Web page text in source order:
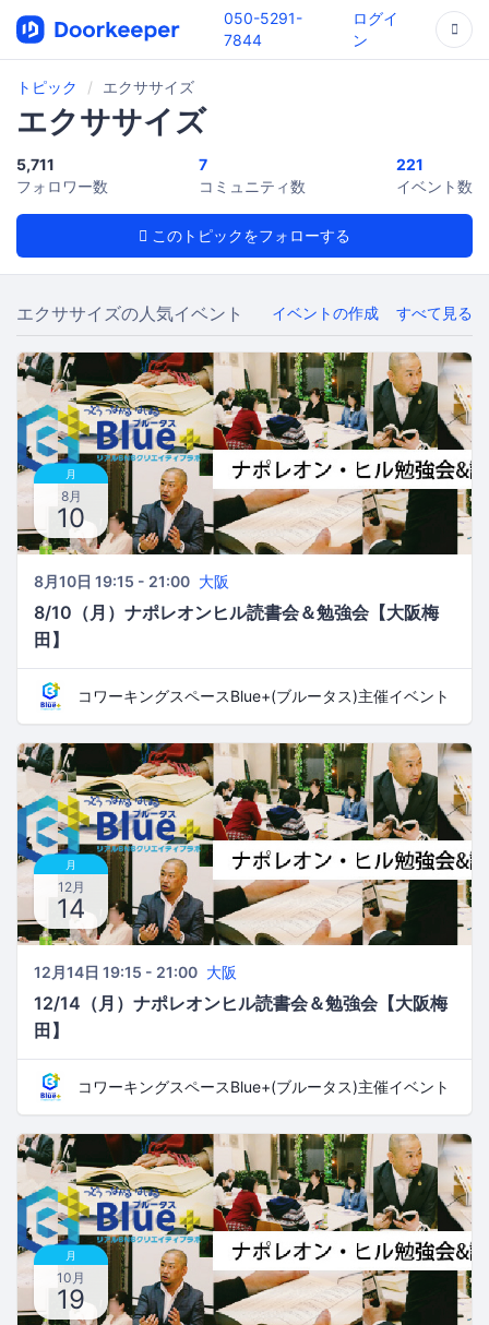
050-5291-
7844
ログイ
ン
トピック エクササイズ
エクササイズ
このトピックをフォローする
5,711
フォロワー数
7
コミュニティ数
221
イベント数
エクササイズの人気イベント イベントの作成 すべて見る
月
8月
10
8月10日 19:15 - 21:00 大阪
8/10（月）ナポレオンヒル読書会＆勉強会【大阪梅
田】
コワーキングスペースBlue+(ブルータス)主催イベント
月
12月
14
12月14日 19:15 - 21:00 大阪
12/14（月）ナポレオンヒル読書会＆勉強会【大阪梅
田】
コワーキングスペースBlue+(ブルータス)主催イベント
月
10月
19